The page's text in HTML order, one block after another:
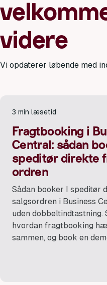
videre
Vi opdaterer løbende med
3 min læsetid
Fragtbooking i
Central: sådan
speditør direkte
ordren
Sådan booker I speditør
salgsordren i Business
uden dobbeltindtastning.
hvordan fragtbooking
sammen, og book en